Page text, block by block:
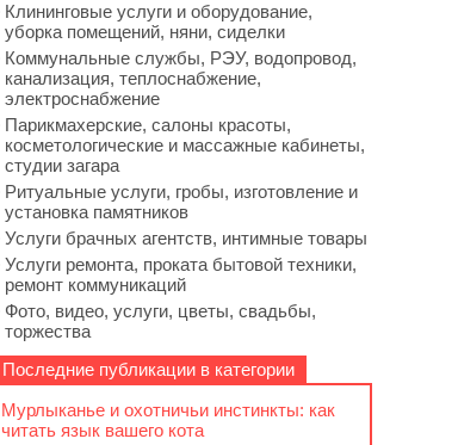
Клининговые услуги и оборудование,
уборка помещений, няни, сиделки
Коммунальные службы, РЭУ, водопровод,
канализация, теплоснабжение,
электроснабжение
Парикмахерские, салоны красоты,
косметологические и массажные кабинеты,
студии загара
Ритуальные услуги, гробы, изготовление и
установка памятников
Услуги брачных агентств, интимные товары
Услуги ремонта, проката бытовой техники,
ремонт коммуникаций
Фото, видео, услуги, цветы, свадьбы,
торжества
Последние публикации в категории
Мурлыканье и охотничьи инстинкты: как
читать язык вашего кота